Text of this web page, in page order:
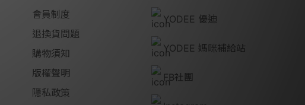
會員制度
退換貨問題
購物須知
版權聲明
隱私政策
YODEE 優迪
YODEE 媽咪補給站
FB社團